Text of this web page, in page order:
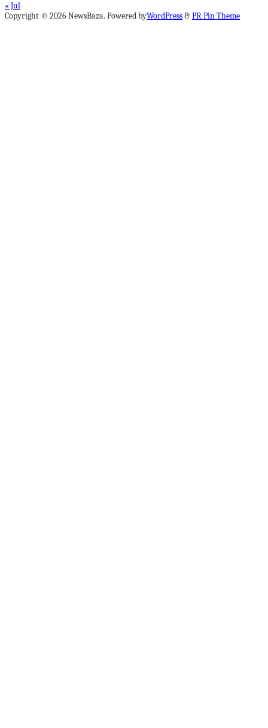
« Jul
Copyright © 2026 NewsBaza. Powered byWordPress&PR Pin Theme